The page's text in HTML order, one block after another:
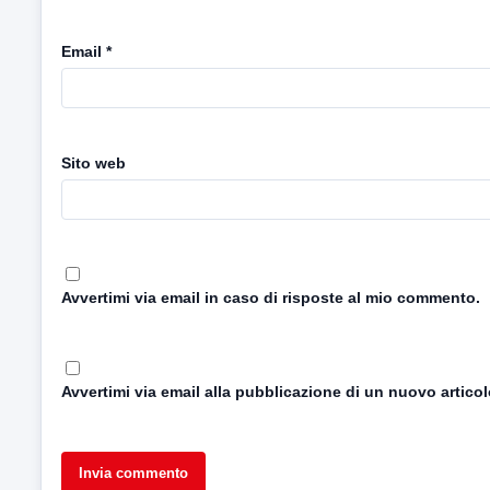
Email *
Sito web
Avvertimi via email in caso di risposte al mio commento.
Avvertimi via email alla pubblicazione di un nuovo